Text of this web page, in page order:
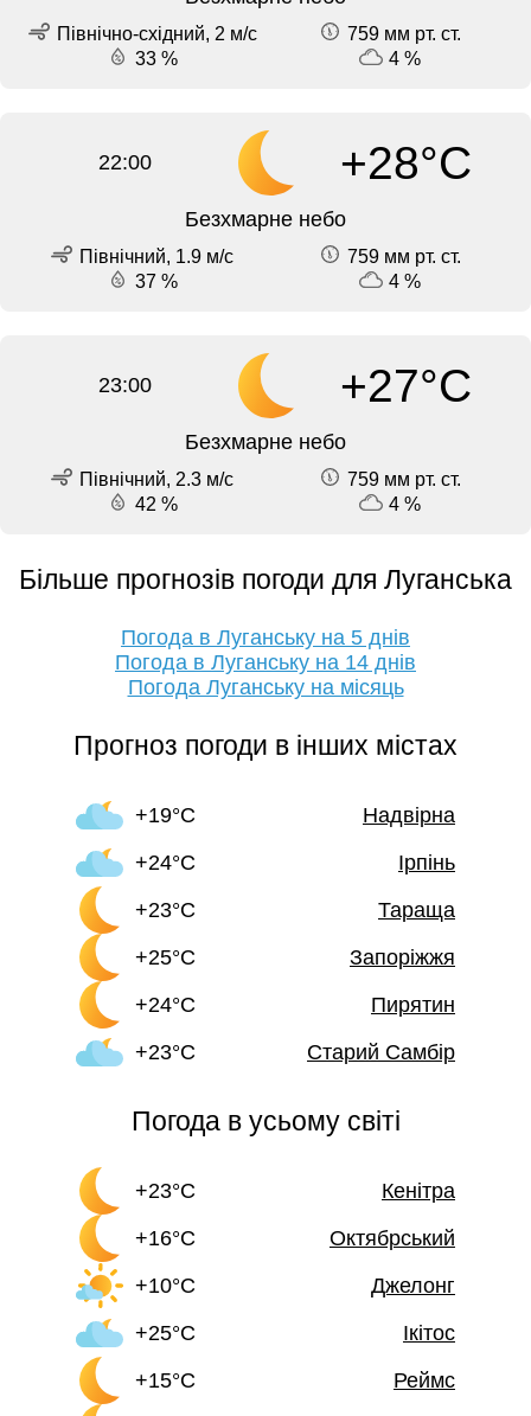
Північно-східний, 2 м/с
759 мм рт. ст.
33 %
4 %
22:00 +28°C
Безхмарне небо
Північний, 1.9 м/с
759 мм рт. ст.
37 %
4 %
23:00 +27°C
Безхмарне небо
Північний, 2.3 м/с
759 мм рт. ст.
42 %
4 %
Більше прогнозів погоди для Луганська
Погода в Луганську на 5 днів
Погода в Луганську на 14 днів
Погода Луганську на місяць
Прогноз погоди в інших містах
+19°C
Надвірна
+24°C
Ірпінь
+23°C
Тараща
+25°C
Запоріжжя
+24°C
Пирятин
+23°C
Старий Самбір
Погода в усьому світі
+23°C
Кенітра
+16°C
Октябрський
+10°C
Джелонг
+25°C
Ікітос
+15°C
Реймс